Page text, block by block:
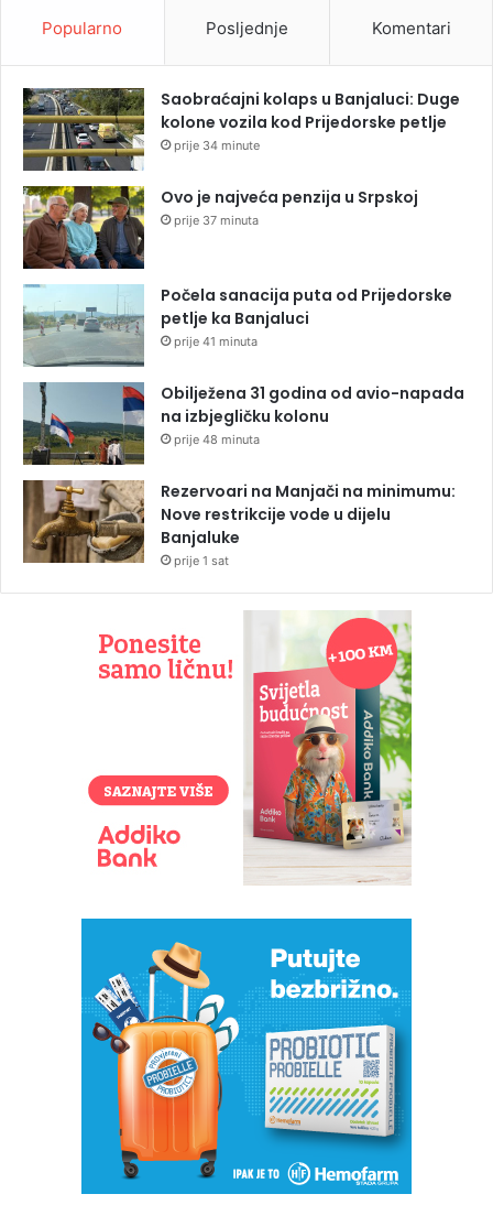
Popularno Posljednje Komentari
Saobraćajni kolaps u Banjaluci: Duge
kolone vozila kod Prijedorske petlje
prije 34 minute
Ovo je najveća penzija u Srpskoj
prije 37 minuta
Počela sanacija puta od Prijedorske
petlje ka Banjaluci
prije 41 minuta
Obilježena 31 godina od avio-napada
na izbjegličku kolonu
prije 48 minuta
Rezervoari na Manjači na minimumu:
Nove restrikcije vode u dijelu
Banjaluke
prije 1 sat